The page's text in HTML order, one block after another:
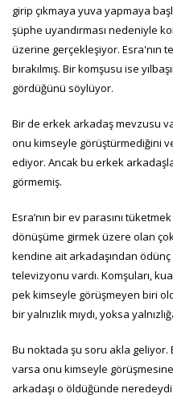
girip çıkmaya yuva yapmaya
şüphe uyandırması nedeniyle
üzerine gerçekleşiyor. Esra'nın
bırakılmış. Bir komşusu ise
gördüğünü söylüyor.
Bir de erkek arkadaş mevzusu
onu kimseyle görüştürmediğini
ediyor. Ancak bu erkek
görmemiş.
Esra’nın bir ev parasını
dönüşüme girmek üzere olan
kendine ait arkadaşından ödünç
televizyonu vardı. Komşuları,
pek kimseyle görüşmeyen biri
bir yalnızlık mıydı, yoksa
Bu noktada şu soru akla geliyor.
varsa onu kimseyle
arkadaşı o öldüğünde